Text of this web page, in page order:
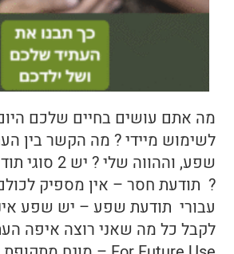
מה אתם עושים בחיים שלכם
לשימוש מיידי ? מה הקשר בין
שפע, וההווה
? תודעת חסר – אין מספיק
עבורי תודעת שפע – יש שפע